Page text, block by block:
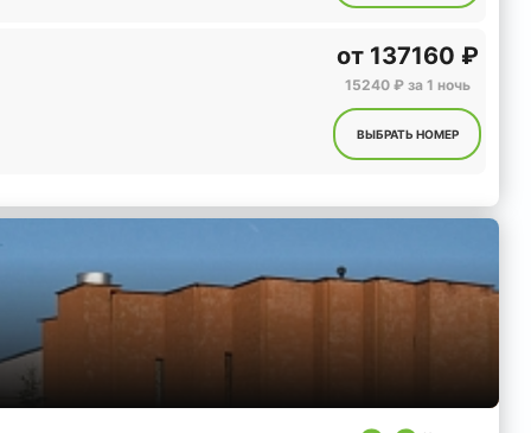
от137160 ₽
15240 ₽ за 1 ночь
ВЫБРАТЬ НОМЕР